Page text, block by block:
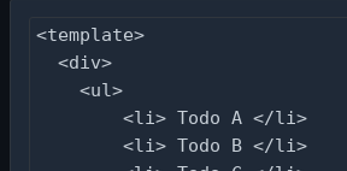
<template>
  <div>
    <ul>
        <li> Todo A </li>
        <li> Todo B </li>